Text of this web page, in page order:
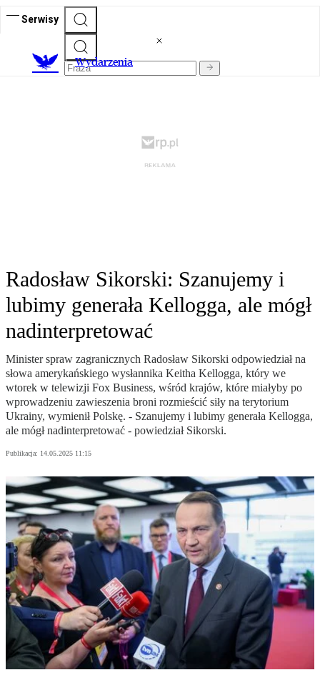
Serwisy
Wydarzenia
Radosław Sikorski: Szanujemy i
lubimy generała Kellogga, ale mógł
nadinterpretować
Minister spraw zagranicznych Radosław Sikorski odpowiedział na
słowa amerykańskiego wysłannika Keitha Kellogga, który we
wtorek w telewizji Fox Business, wśród krajów, które miałyby po
wprowadzeniu zawieszenia broni rozmieścić siły na terytorium
Ukrainy, wymienił Polskę. - Szanujemy i lubimy generała Kellogga,
ale mógł nadinterpretować - powiedział Sikorski.
Publikacja: 14.05.2025 11:15